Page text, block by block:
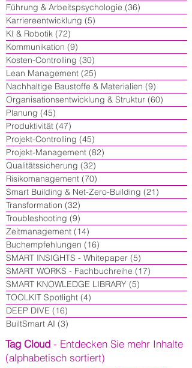
Führung & Arbeitspsychologie (36)
Karriereentwicklung (5)
KI & Robotik (72)
Kommunikation (9)
Kosten-Controlling (30)
Lean Management (25)
Nachhaltige Baustoffe & Materialien (9)
Organisationsentwicklung & Struktur (60)
Planung (45)
Produktivität (47)
Projekt-Controlling (45)
Projekt-Management (82)
Qualitätssicherung (32)
Risikomanagement (70)
Smart Building & Net-Zero-Building (21)
Transformation (32)
Troubleshooting (9)
Zeitmanagement (14)
Buchempfehlungen (16)
SMART INSIGHTS - Whitepaper (5)
SMART WORKS - Fachbuchreihe (17)
SMART KNOWLEDGE LIBRARY (5)
TOOLKIT Spotlight (4)
DEEP DIVE (16)
BuiltSmart AI (3)
Tag Cloud - Entdecken Sie mehr Inhalte
(alphabetisch sortiert)